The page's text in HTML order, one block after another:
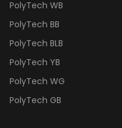
PolyTech WB
PolyTech BB
PolyTech BLB
PolyTech YB
PolyTech WG
PolyTech GB